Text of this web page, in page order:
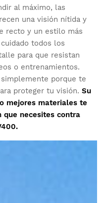
tienes 30 días
solicitar tu devolución.
forma fácil y rápida, desde
Desde $9.95
opinión.
al máximo, las
una visión nítida y
recto y un estilo más
todos los
para que resistan
o entrenamientos.
porque te
proteger tu visión. Su
mejores materiales te
que necesites contra